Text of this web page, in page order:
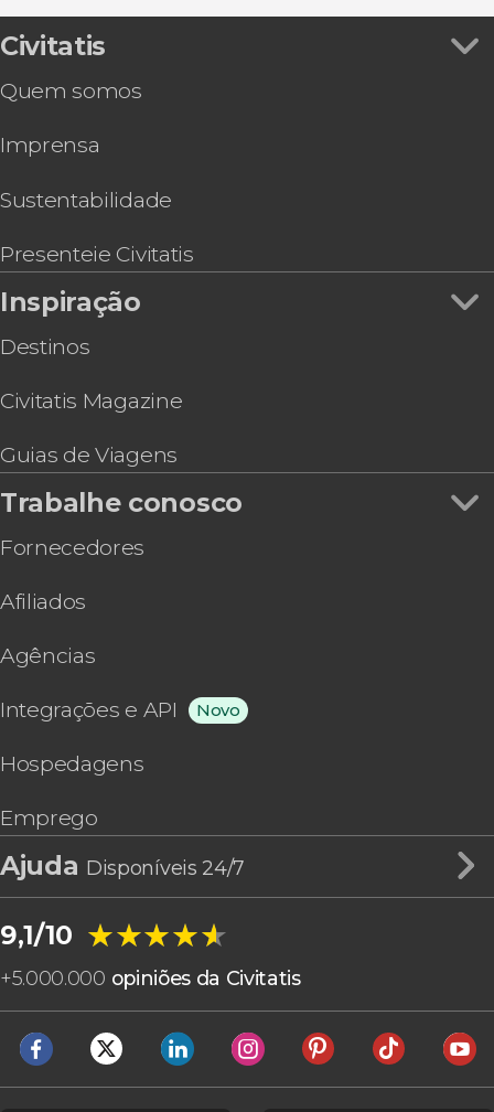
Free tour por Singapura
Ingresso do Museu de Arte e Ciência de
Tour privado por Singapura para cruzeiros
Tour de bicicleta por Singapura
Excursão ao zoológico de Singapura
Tour de patinete por Singapura ao entardecer
Civitatis
Quem somos
Imprensa
Sustentabilidade
Presenteie Civitatis
Inspiração
Destinos
Civitatis Magazine
Guias de Viagens
Trabalhe conosco
Fornecedores
Afiliados
Agências
Integrações e API Novo
Hospedagens
Emprego
Ajuda Disponíveis 24/7
9,1/10 ★★★★★
★★★★★
+5.000.000 opiniões da Civitatis